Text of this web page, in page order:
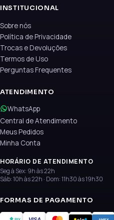
INSTITUCIONAL
Sobre nós
Política de Privacidade
Trocas e Devoluções
Termos de Uso
Perguntas Frequentes
ATENDIMENTO
WhatsApp
Central de Atendimento
Meus Pedidos
Minha Conta
HORÁRIO DE ATENDIMENTO
Seg à Sex: 9h às 22h
Sáb: 10h às 22h · Dom: 11h30 às 19h30
FORMAS DE PAGAMENTO